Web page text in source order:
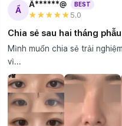
Ẩ
Ẩ******@ BEST
★★★★★ 5.0
Chia sẻ sau hai tháng
Mình muốn chia sẻ trải
vì...